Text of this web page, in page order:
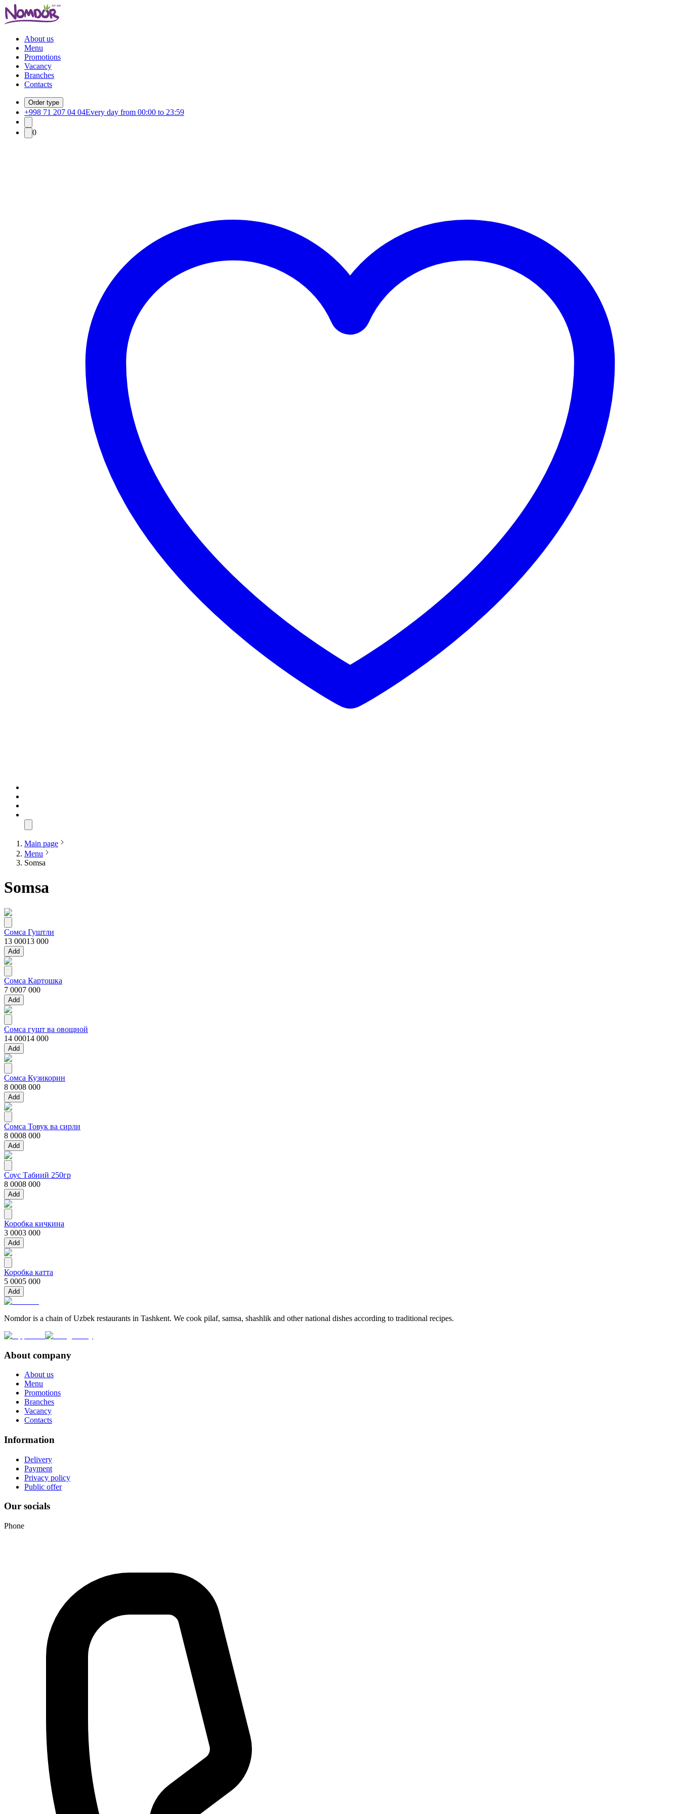
About us
Menu
Promotions
Vacancy
Branches
Contacts
Order type
+998 71 207 04 04Every day from 00:00 to 23:59
0
Main page
Menu
Somsa
Somsa
Сомса Гуштли
13 00013 000
Add
Сомса Картошка
7 0007 000
Add
Сомса гушт ва овощной
14 00014 000
Add
Сомса Кузикорин
8 0008 000
Add
Сомса Товук ва сирли
8 0008 000
Add
Соус Табиий 250гр
8 0008 000
Add
Коробка кичкина
3 0003 000
Add
Коробка катта
5 0005 000
Add
Nomdor is a chain of Uzbek restaurants in Tashkent. We cook pilaf, samsa, shashlik and other national dishes according to traditional recipes.
About company
About us
Menu
Promotions
Branches
Vacancy
Contacts
Information
Delivery
Payment
Privacy policy
Public offer
Our socials
Phone